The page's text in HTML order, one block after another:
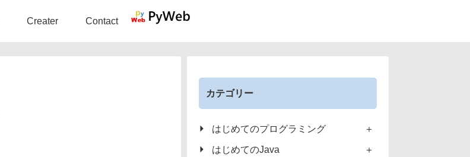
Creater Contact
カテゴリー
はじめてのプログラミング
はじめてのJava